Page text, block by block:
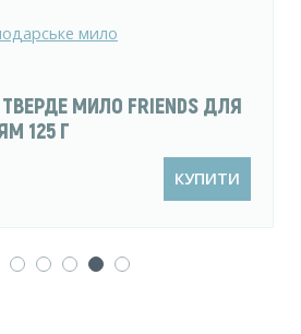
Підкатегорія:
КОНДИЦІОНЕР ДЛЯ БІЛИЗНИ
SOFT&FRESH ЛАВАНДА І